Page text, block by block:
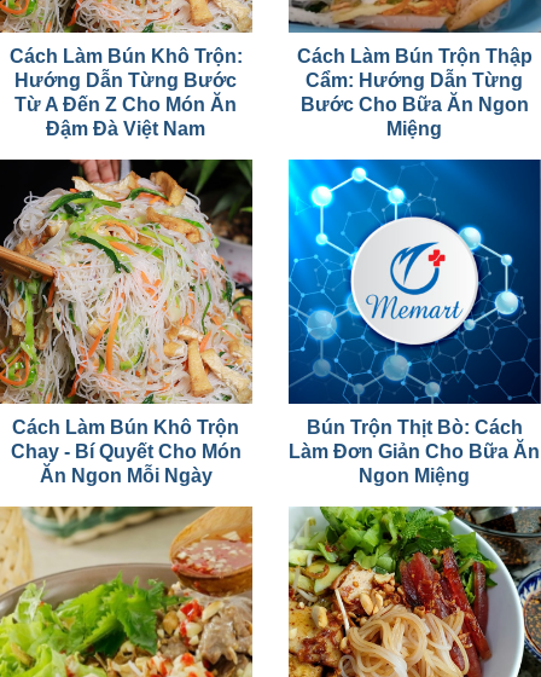
Cách Làm Bún Khô Trộn:
Hướng Dẫn Từng Bước
Từ A Đến Z Cho Món Ăn
Đậm Đà Việt Nam
Cách Làm Bún Trộn Thập
Cẩm: Hướng Dẫn Từng
Bước Cho Bữa Ăn Ngon
Miệng
Cách Làm Bún Khô Trộn
Chay - Bí Quyết Cho Món
Ăn Ngon Mỗi Ngày
Bún Trộn Thịt Bò: Cách
Làm Đơn Giản Cho Bữa Ăn
Ngon Miệng